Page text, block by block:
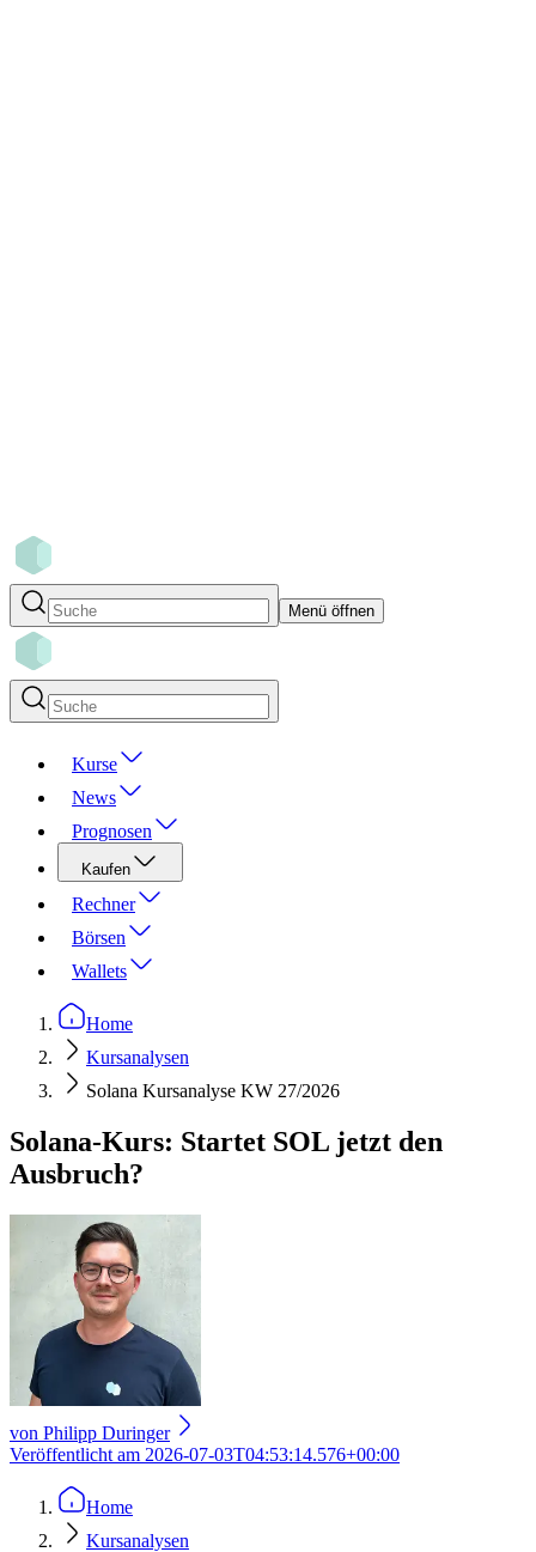
Menü öffnen
Kurse
News
Prognosen
Kaufen
Rechner
Börsen
Wallets
Home
Kursanalysen
Solana Kursanalyse KW 27/2026
Solana-Kurs: Startet SOL jetzt den
Ausbruch?
von Philipp Duringer
Veröffentlicht am 2026-07-03T04:53:14.576+00:00
Home
Kursanalysen